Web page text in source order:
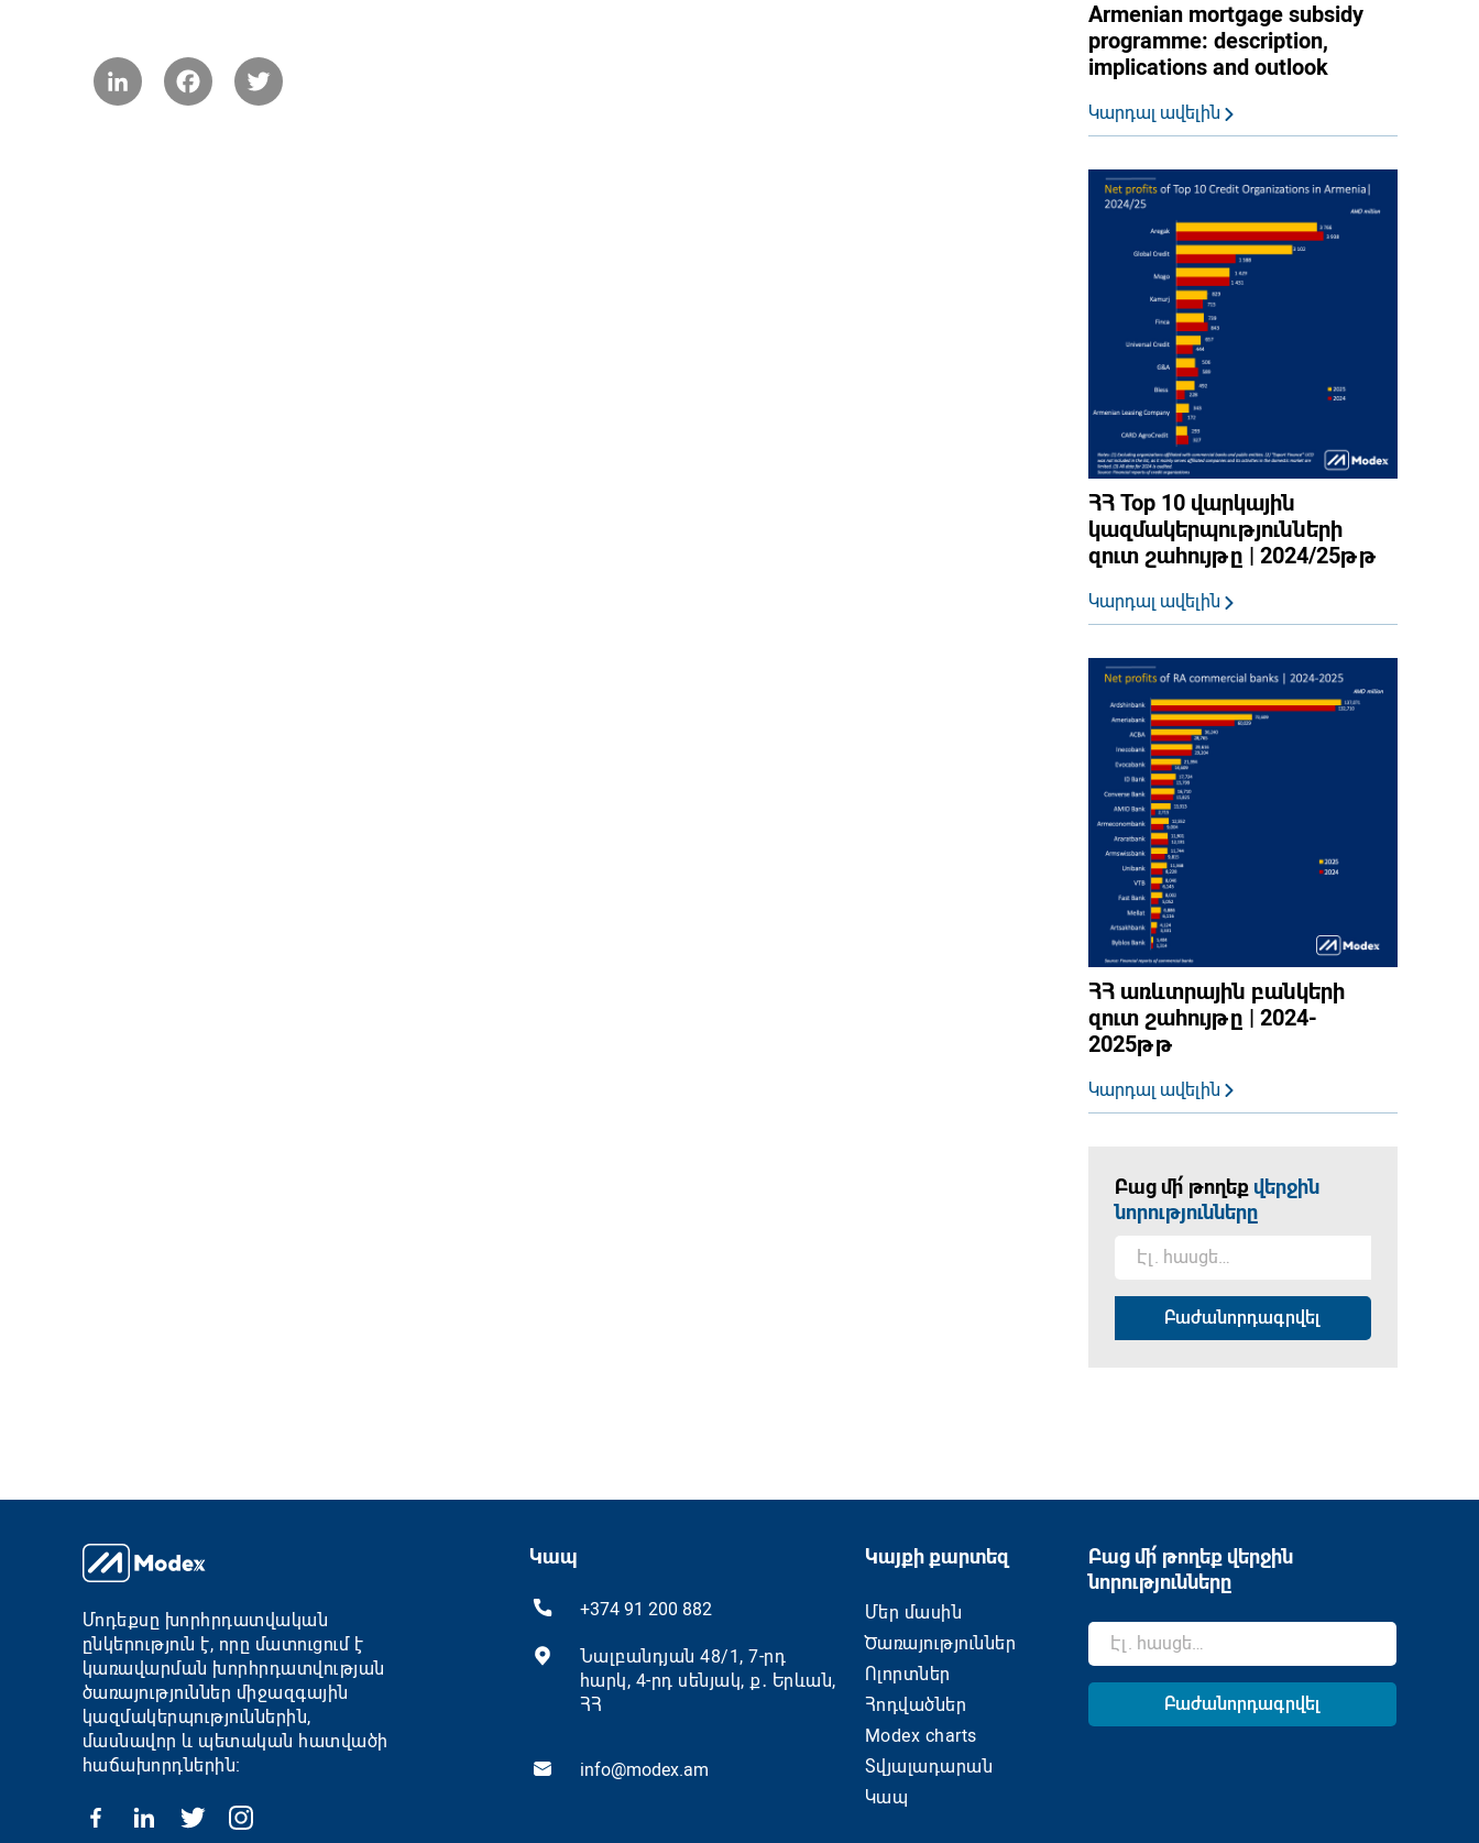
LinkedIn Facebook
Armenian mortgage subsidy
programme: description,
implications and outlook
Կարդալ ավելին
ՀՀ Top 10 վարկային
կազմակերպությունների
զուտ շահույթը | 2024/25թթ
Կարդալ ավելին
ՀՀ առևտրային բանկերի
զուտ շահույթը | 2024-
2025թթ
Կարդալ ավելին
Բաց մի՛ թողեք վերջին
նորությունները
Մոդեքսը խորհրդատվական
ընկերություն է, որը մատուցում է
կառավարման խորհրդատվության
ծառայություններ միջազգային
կազմակերպություններին,
մասնավոր և պետական հատվածի
հաճախորդներին։
Կապ
+374 91 200 882
Նալբանդյան 48/1, 7-րդ
հարկ, 4-րդ սենյակ, ք․ Երևան,
ՀՀ
info@modex.am
Կայքի քարտեզ
Մեր մասին
Ծառայություններ
Ոլորտներ
Հոդվածներ
Modex charts
Տվյալադարան
Կապ
Բաց մի՛ թողեք վերջին
նորությունները